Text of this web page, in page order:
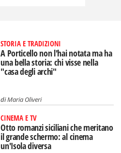
STORIA E TRADIZIONI
A Porticello non l'hai notata ma ha
una bella storia: chi visse nella
"casa degli archi"
diMaria Oliveri
CINEMA E TV
Otto romanzi siciliani che meritano
il grande schermo: al cinema
un'Isola diversa